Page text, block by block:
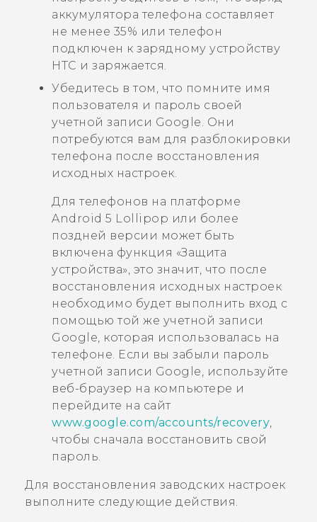
аккумулятора телефона составляет
не менее 35% или телефон
подключен к зарядному устройству
HTC и заряжается.
Убедитесь в том, что помните имя
пользователя и пароль своей
учетной записи Google . Они
потребуются вам для разблокировки
телефона после восстановления
исходных настроек.
Для телефонов на платформе
Android 5 Lollipop или более
поздней версии может быть
включена функция «Защита
устройства», это значит, что после
восстановления исходных настроек
необходимо будет выполнить вход с
помощью той же учетной записи
Google , которая использовалась на
телефоне. Если вы забыли пароль
учетной записи Google , используйте
веб-браузер на компьютере и
перейдите на сайт
www.google.com/accounts/recovery
чтобы сначала восстановить свой
пароль.
Для восстановления заводских настроек
выполните следующие действия.